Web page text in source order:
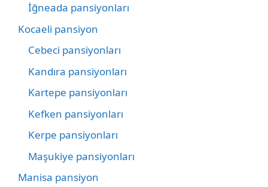
İğneada pansiyonları
Kocaeli pansiyon
Cebeci pansiyonları
Kandıra pansiyonları
Kartepe pansiyonları
Kefken pansiyonları
Kerpe pansiyonları
Maşukiye pansiyonları
Manisa pansiyon